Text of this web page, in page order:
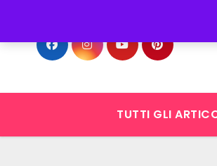
content
TUTTI GLI